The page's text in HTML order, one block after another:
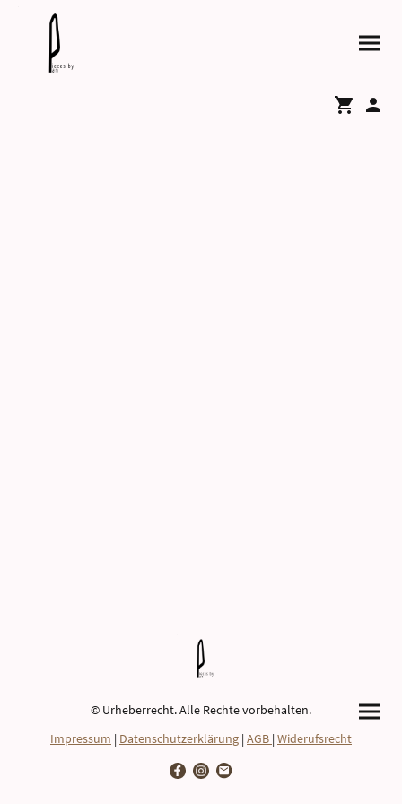
© Urheberrecht. Alle Rechte vorbehalten.
Impressum | Datenschutzerklärung | AGB | Widerufsrecht